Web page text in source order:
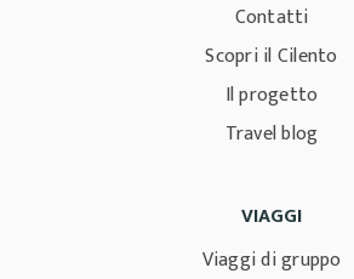
Contatti
Scopri il Cilento
Il progetto
Travel blog
VIAGGI
Viaggi di gruppo